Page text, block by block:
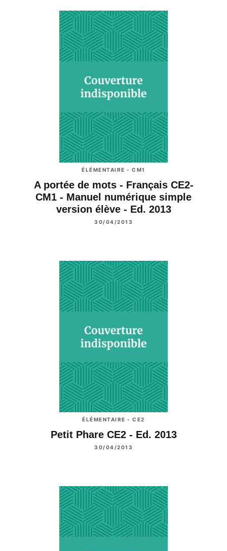
ÉLÉMENTAIRE - CM1
A portée de mots - Français CE2-
CM1 - Manuel numérique simple
version élève - Ed. 2013
30/04/2013
ÉLÉMENTAIRE - CE2
Petit Phare CE2 - Ed. 2013
30/04/2013